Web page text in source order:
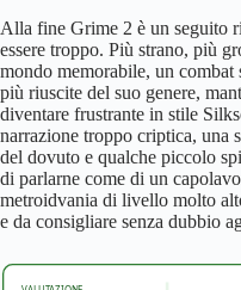
Alla fine Grime 2 è un seguito
essere troppo. Più strano, più
mondo memorabile, un
più riuscite del suo genere,
diventare frustrante in stile
narrazione troppo criptica, una
del dovuto e qualche piccolo
di parlarne come di un
metroidvania di livello molto
e da consigliare senza dubbio